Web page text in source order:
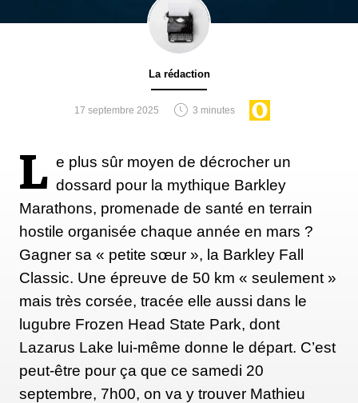
La rédaction
17 septembre 2025 3 minutes
L e plus sûr moyen de décrocher un
dossard pour la mythique Barkley
Marathons, promenade de santé en terrain
hostile organisée chaque année en mars ?
Gagner sa « petite sœur », la Barkley Fall
Classic. Une épreuve de 50 km « seulement »
mais très corsée, tracée elle aussi dans le
lugubre Frozen Head State Park, dont
Lazarus Lake lui-même donne le départ. C’est
peut-être pour ça que ce samedi 20
septembre, 7h00, on va y trouver Mathieu